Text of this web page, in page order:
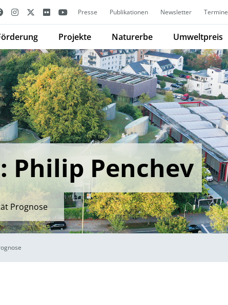
Presse Publikationen Newsletter Termine
Projekte Naturerbe Umweltpreis
Philip Penchev
Prognose